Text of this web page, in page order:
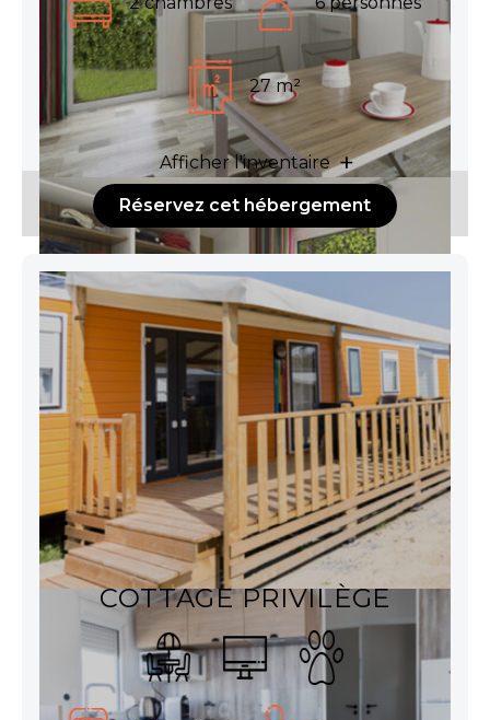
27 m²
Afficher l'inventaire
Réservez cet hébergement
COTTAGE PRIVILÈGE